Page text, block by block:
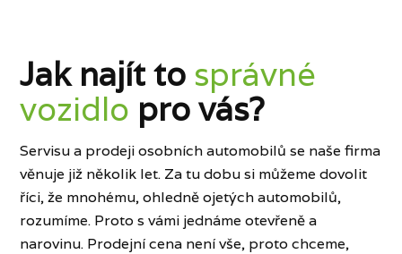
Jak najít to správné
vozidlo pro vás?
Servisu a prodeji osobních automobilů se naše firma
věnuje již několik let. Za tu dobu si můžeme dovolit
říci, že mnohému, ohledně ojetých automobilů,
rozumíme. Proto s vámi jednáme otevřeně a
narovinu. Prodejní cena není vše, proto chceme,